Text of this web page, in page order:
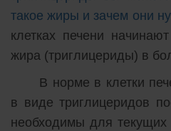
такое жиры и зачем они
клетках печени
жира (триглицериды) в
В норме в клетки
в виде триглицеридов
необходимы для